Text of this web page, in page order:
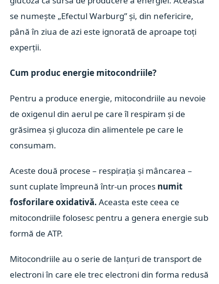
se numește „Efectul Warburg” și, din nefericire,
până în ziua de azi este ignorată de aproape toți
experții.
Cum produc energie mitocondriile?
Pentru a produce energie, mitocondriile au nevoie
de oxigenul din aerul pe care îl respiram și de
grăsimea și glucoza din alimentele pe care le
consumam.
Aceste două procese – respirația și mâncarea –
sunt cuplate împreună într-un proces numit
fosforilare oxidativă. Aceasta este ceea ce
mitocondriile folosesc pentru a genera energie sub
formă de ATP.
Mitocondriile au o serie de lanțuri de transport de
electroni în care ele trec electroni din forma redusă